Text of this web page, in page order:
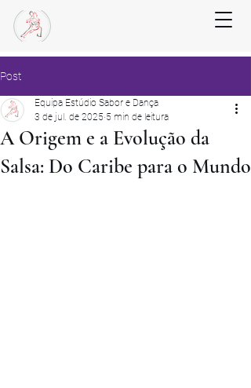
Post
A Origem e a Evolução da
Salsa: Do Caribe para o Mundo
Equipa Estúdio Sabor e Dança
3 de jul. de 2025 5 min de leitura